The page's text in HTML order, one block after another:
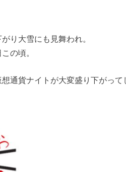
り大雪にも見舞われ。
の頃。
通貨ナイトが大変盛り下がって